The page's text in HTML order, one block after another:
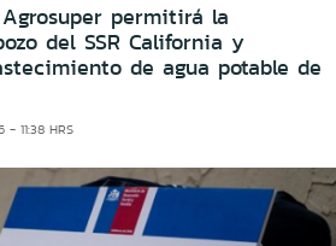
permitirá la
del SSR California y
de agua potable de
11:38 HRS